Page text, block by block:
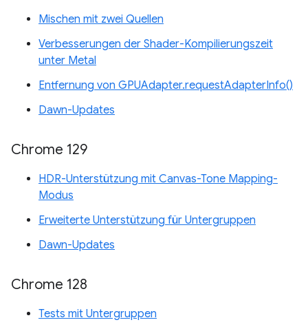
Mischen mit zwei Quellen
Verbesserungen der Shader-Kompilierungszeit
unter Metal
Entfernung von GPUAdapter.requestAdapterInfo()
Dawn-Updates
Chrome 129
HDR-Unterstützung mit Canvas-Tone Mapping-
Modus
Erweiterte Unterstützung für Untergruppen
Dawn-Updates
Chrome 128
Tests mit Untergruppen